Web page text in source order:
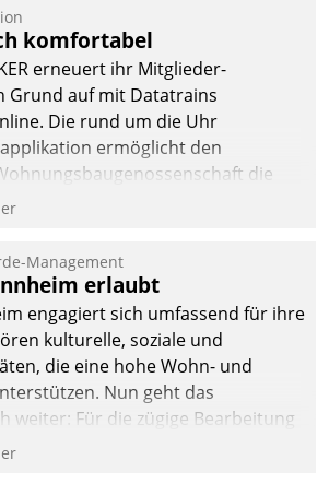
von
und
komfortabel
erneuert ihr Mitglieder-
Grund auf mit Datatrains
Die rund um die Uhr
ermöglicht den
die
per Smartphone, Tablet oder PC.
Management
erlaubt
engagiert sich umfassend für ihre
kulturelle, soziale und
die eine hohe Wohn- und
Nun geht das
weiter: Für die zügige Bearbeitung
– oder Lob – richtet das